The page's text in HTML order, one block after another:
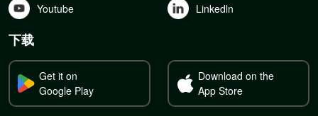
Youtube Linkedln
下载
Get it on
Google Play
Download on the
App Store